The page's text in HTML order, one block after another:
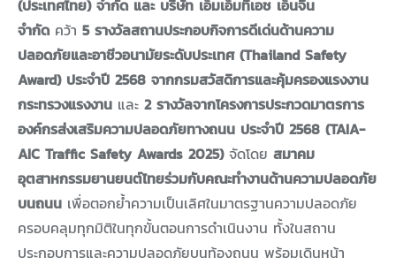
(ประเทศไทย) จำกัด และ บริษัท เอ็มเอ็มทีเอช เอ็นจิ้น
จำกัด คว้า 5 รางวัลสถานประกอบกิจการดีเด่นด้านความ
ปลอดภัยและอาชีวอนามัยระดับประเทศ (Thailand Safety
Award) ประจำปี 2568 จากกรมสวัสดิการและคุ้มครองแรงงาน
กระทรวงแรงงาน และ 2 รางวัลจากโครงการประกวดมาตรการ
องค์กรส่งเสริมความปลอดภัยทางถนน ประจำปี 2568 (TAIA-
AIC Traffic Safety Awards 2025) จัดโดย สมาคม
อุตสาหกรรมยานยนต์ไทยร่วมกับคณะทำงานด้านความปลอดภัย
บนถนน เพื่อตอกย้ำความเป็นเลิศในมาตรฐานความปลอดภัย
ครอบคลุมทุกมิติในทุกขั้นตอนการดำเนินงาน ทั้งในสถาน
ประกอบการและความปลอดภัยบนท้องถนน พร้อมเดินหน้า